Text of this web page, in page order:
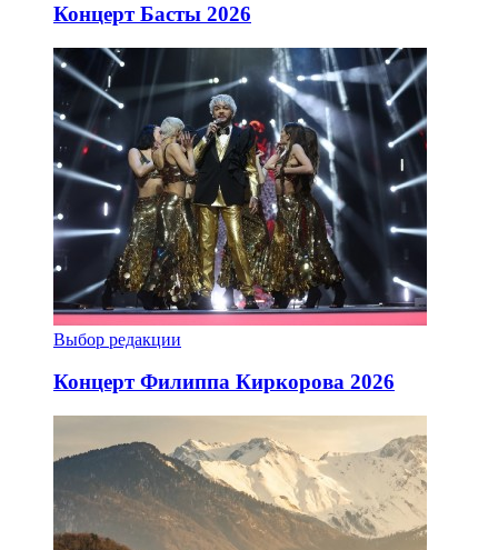
Концерт Басты 2026
Выбор редакции
Концерт Филиппа Киркорова 2026